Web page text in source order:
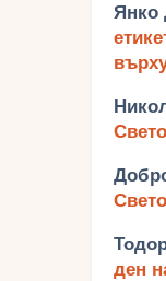
Янко
ден